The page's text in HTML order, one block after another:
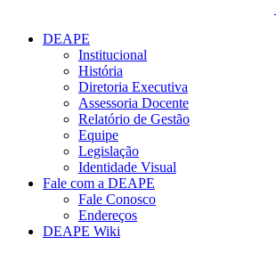
DEAPE
Institucional
História
Diretoria Executiva
Assessoria Docente
Relatório de Gestão
Equipe
Legislação
Identidade Visual
Fale com a DEAPE
Fale Conosco
Endereços
DEAPE Wiki